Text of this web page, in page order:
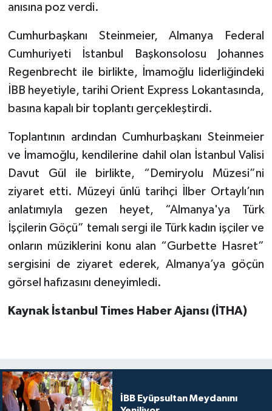
anısına poz verdi.
Cumhurbaşkanı Steinmeier, Almanya Federal
Cumhuriyeti İstanbul Başkonsolosu Johannes
Regenbrecht ile birlikte, İmamoğlu liderliğindeki
İBB heyetiyle, tarihi Orient Express Lokantasında,
basına kapalı bir toplantı gerçekleştirdi.
Toplantının ardından Cumhurbaşkanı Steinmeier
ve İmamoğlu, kendilerine dahil olan İstanbul Valisi
Davut Gül ile birlikte, “Demiryolu Müzesi”ni
ziyaret etti. Müzeyi ünlü tarihçi İlber Ortaylı’nın
anlatımıyla gezen heyet, “Almanya'ya Türk
İşçilerin Göçü” temalı sergi ile Türk kadın işçiler ve
onların müziklerini konu alan “Gurbette Hasret”
sergisini de ziyaret ederek, Almanya’ya göçün
görsel hafızasını deneyimledi.
Kaynak İstanbul Times Haber Ajansı (İTHA)
İBB Eyüpsultan Meydanını